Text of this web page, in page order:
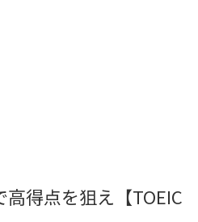
得点を狙え【TOEIC